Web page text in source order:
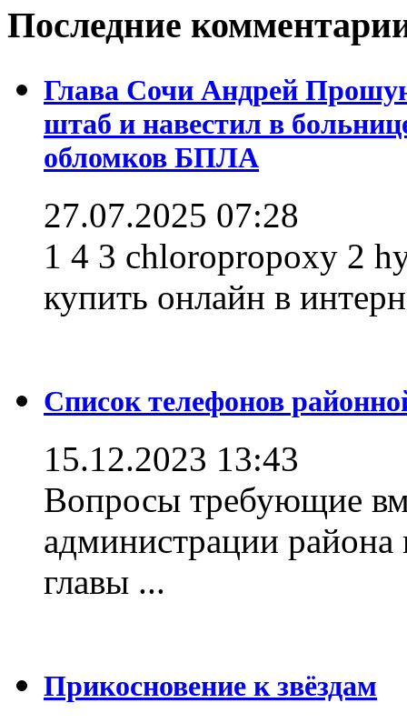
Последние
Глава Сочи Андрей
штаб и навестил в
обломков БПЛА
27.07.2025 07:28
1 4 3 chloropropoxy 2
купить онлайн в
Список телефонов
15.12.2023 13:43
Вопросы требующие
администрации
главы ...
Прикосновение к звёздам